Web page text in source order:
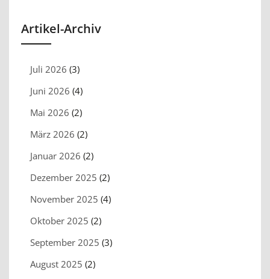
Artikel-Archiv
Juli 2026 (3)
Juni 2026 (4)
Mai 2026 (2)
März 2026 (2)
Januar 2026 (2)
Dezember 2025 (2)
November 2025 (4)
Oktober 2025 (2)
September 2025 (3)
August 2025 (2)